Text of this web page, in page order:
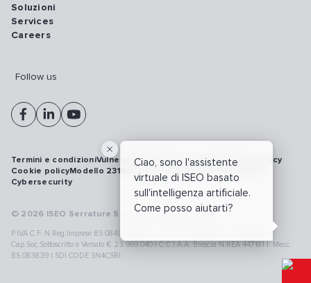
Ciao, sono l'assistente
virtuale di ISEO basato
sull'intelligenza artificiale.
Come posso aiutarti?
Soluzioni
Services
Careers
Follow us
© 2026 ISEO Serrature S.p.A. All right reserved
P.IVA C.F. N.Reg.Imprese BS 08499190018 | Cap.Soc.Deliberato € 24.340.965 |
Cap.Soc.Sottoscritto e Versato € 23.969.040 | C.C.I.A.A. Brescia N.REA 447181 |. Mecc.
BS 083839 | SDI CODE SN4CSRI
Termini e condizioniVulnerability disclosure policyPrivacy policy
Cookie policyModello 231WhistleblowingRichiamo prodotti
Cybersecurity